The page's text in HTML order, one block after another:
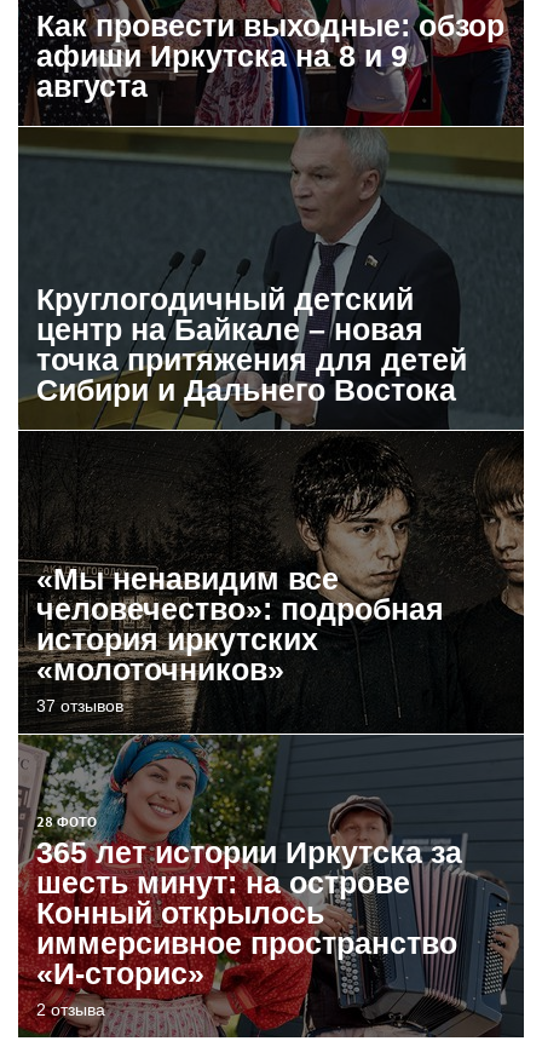
Как провести выходные: обзор
афиши Иркутска на 8 и 9
августа
Круглогодичный детский
центр на Байкале – новая
точка притяжения для детей
Сибири и Дальнего Востока
«Мы ненавидим все
человечество»: подробная
история иркутских
«молоточников»
37 отзывов
28 ФОТО
365 лет истории Иркутска за
шесть минут: на острове
Конный открылось
иммерсивное пространство
«И-сторис»
2 отзыва